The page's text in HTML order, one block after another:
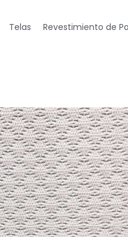
Telas Revestimiento de